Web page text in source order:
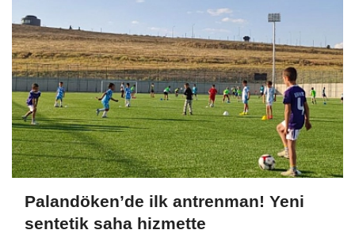
Palandöken’de ilk antrenman! Yeni
sentetik saha hizmette